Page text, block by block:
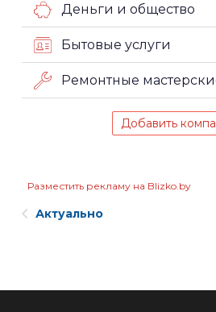
Деньги и общество
Бытовые услуги
Ремонтные
Добавить
Разместить рекламу на Blizko.by
Актуально